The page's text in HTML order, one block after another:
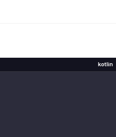
kotlin